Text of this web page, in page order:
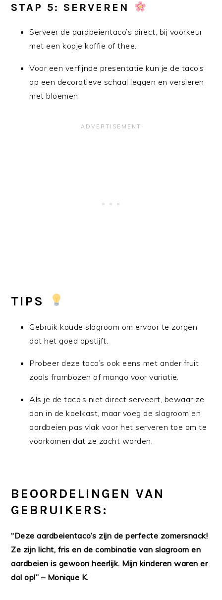
STAP 5: SERVEREN
Serveer de aardbeientaco’s direct, bij voorkeur
met een kopje koffie of thee.
Voor een verfijnde presentatie kun je de taco’s
op een decoratieve schaal leggen en versieren
met bloemen.
TIPS
Gebruik koude slagroom om ervoor te zorgen
dat het goed opstijft.
Probeer deze taco’s ook eens met ander fruit
zoals frambozen of mango voor variatie.
Als je de taco’s niet direct serveert, bewaar ze
dan in de koelkast, maar voeg de slagroom en
aardbeien pas vlak voor het serveren toe om te
voorkomen dat ze zacht worden.
BEOORDELINGEN VAN
GEBRUIKERS:
“Deze aardbeientaco’s zijn de perfecte zomersnack!
Ze zijn licht, fris en de combinatie van slagroom en
aardbeien is gewoon heerlijk. Mijn kinderen waren er
dol op!” – Monique K.